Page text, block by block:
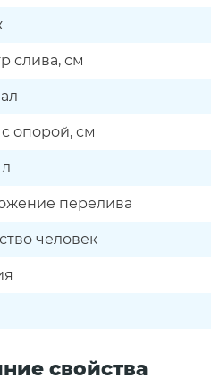
слива, см
опорой, см
перелива
человек
свойства